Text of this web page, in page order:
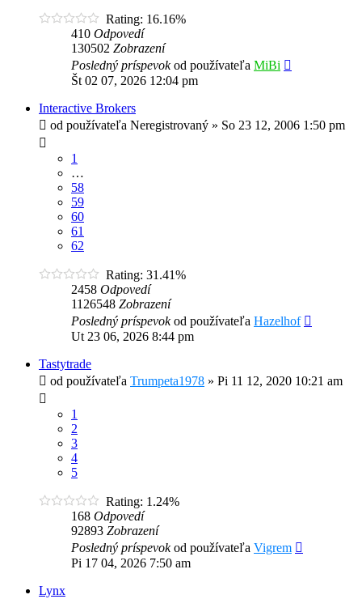
Rating: 16.16%
410 Odpovedí
130502 Zobrazení
Posledný príspevokod používateľa MiBi
Št 02 07, 2026 12:04 pm
Interactive Brokers
od používateľa Neregistrovaný » So 23 12, 2006 1:50 pm
1
…
58
59
60
61
62
Rating: 31.41%
2458 Odpovedí
1126548 Zobrazení
Posledný príspevokod používateľa Hazelhof
Ut 23 06, 2026 8:44 pm
Tastytrade
od používateľa Trumpeta1978 » Pi 11 12, 2020 10:21 am
1
2
3
4
5
Rating: 1.24%
168 Odpovedí
92893 Zobrazení
Posledný príspevokod používateľa Vigrem
Pi 17 04, 2026 7:50 am
Lynx